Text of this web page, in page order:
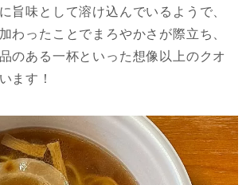
旨味として溶け込んでいるようで、
わったことでまろやかさが際立ち、
のある一杯といった想像以上のクオ
ます！